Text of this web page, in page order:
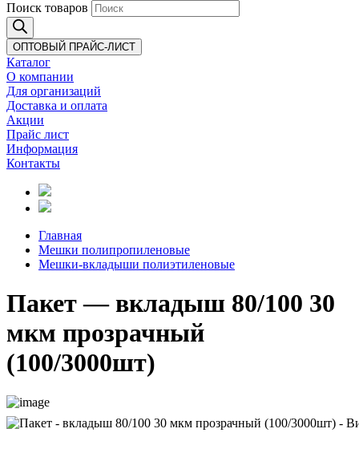
Поиск товаров
ОПТОВЫЙ ПРАЙС-ЛИСТ
Каталог
О компании
Для организаций
Доставка и оплата
Акции
Прайс лист
Информация
Контакты
Главная
Мешки полипропиленовые
Мешки-вкладыши полиэтиленовые
Пакет — вкладыш 80/100 30
мкм прозрачный
(100/3000шт)